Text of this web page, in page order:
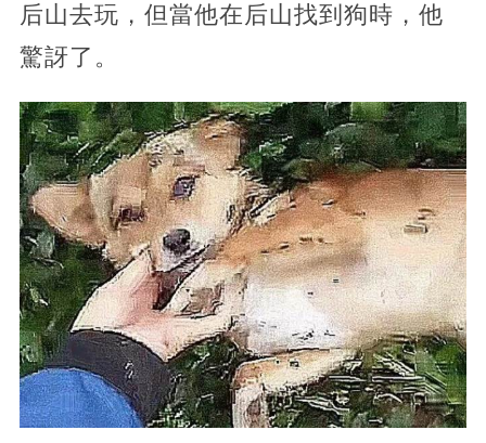
后山去玩，但當他在后山找到狗時，他
驚訝了。